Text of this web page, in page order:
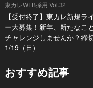
東カレWEB採用 Vol.32
【受付終了】東カレ新規ラ
ー大募集！新年、新たなこ
チャレンジしませんか？締
1/19（日）
おすすめ記事